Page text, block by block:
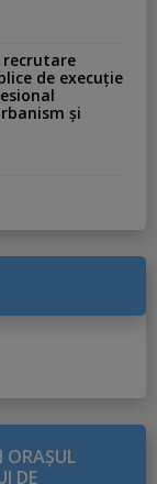
recrutare
de execuție
și
ORAŞUL
DE